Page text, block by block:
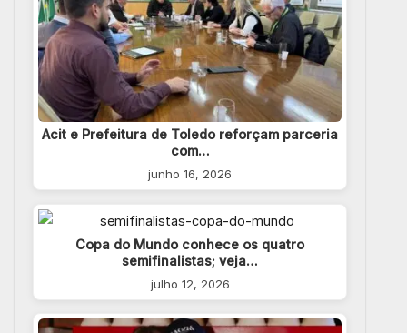
Acit e Prefeitura de Toledo reforçam parceria
com…
junho 16, 2026
Copa do Mundo conhece os quatro
semifinalistas; veja…
julho 12, 2026